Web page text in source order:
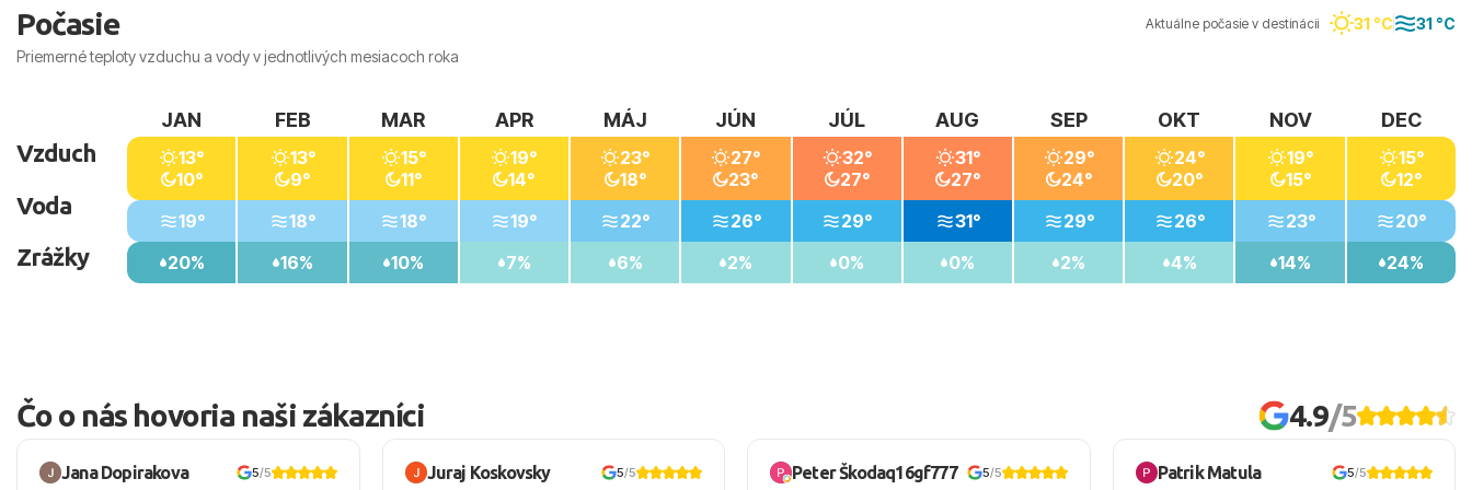
Počasie
Priemerné teploty vzduchu a vody v jednotlivých mesiacoch roka
Aktuálne počasie v destinácii 31 °C 31 °C
Vzduch
Voda
Zrážky
JAN
13°
10°
19°
20%
FEB
13°
9°
18°
16%
MAR
15°
11°
18°
10%
APR
19°
14°
19°
7%
MÁJ
23°
18°
22°
6%
JÚN
27°
23°
26°
2%
JÚL
32°
27°
29°
0%
AUG
31°
27°
31°
0%
SEP
29°
24°
29°
2%
OKT
24°
20°
26°
4%
NOV
19°
15°
23°
14%
DEC
15°
12°
20°
24%
Čo o nás hovoria naši zákazníci 4.9/5
Jana Dopirakova 5/5 Juraj Koskovsky 5/5 Peter Škodaq16gf777 5/5 Patrik Matula 5/5